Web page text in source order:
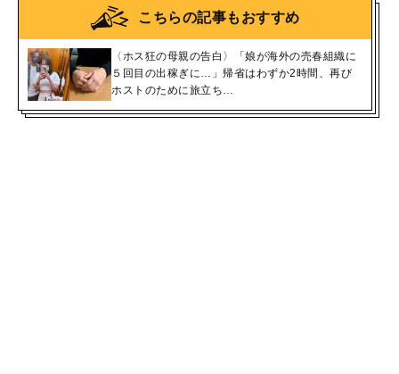
こちらの記事もおすすめ
〈ホス狂の母親の告白〉「娘が海外の売春組織に
５回目の出稼ぎに…」帰省はわずか2時間、再び
ホストのために旅立ち…